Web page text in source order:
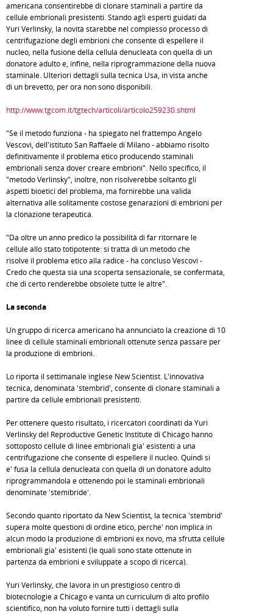
americana consentirebbe di clonare staminali a partire da
cellule embrionali presistenti. Stando agli esperti guidati da
Yuri Verlinsky, la novità starebbe nel complesso processo di
centrifugazione degli embrioni che consente di espellere il
nucleo, nella fusione della cellula denucleata con quella di un
donatore adulto e, infine, nella riprogrammazione della nuova
staminale. Ulteriori dettagli sulla tecnica Usa, in vista anche
di un brevetto, per ora non sono disponibili.
http://www.tgcom.it/tgtech/articoli/articolo259230.shtml
"Se il metodo funziona - ha spiegato nel frattempo Angelo
Vescovi, dell'istituto San Raffaele di Milano - abbiamo risolto
definitivamente il problema etico producendo staminali
embrionali senza dover creare embrioni". Nello specifico, il
"metodo Verlinsky", inoltre, non risolverebbe soltanto gli
aspetti bioetici del problema, ma fornirebbe una valida
alternativa alle solitamente costose genarazioni di embrioni per
la clonazione terapeutica.
"Da oltre un anno predico la possibilità di far ritornare le
cellule allo stato totipotente: si tratta di un metodo che
risolve il problema etico alla radice - ha concluso Vescovi -
Credo che questa sia una scoperta sensazionale, se confermata,
che di certo renderebbe obsolete tutte le altre".
La seconda
Un gruppo di ricerca americano ha annunciato la creazione di 10
linee di cellule staminali embrionali ottenute senza passare per
la produzione di embrioni.
Lo riporta il settimanale inglese New Scientist. L'innovativa
tecnica, denominata 'stembrid', consente di clonare staminali a
partire da cellule embrionali presistenti.
Per ottenere questo risultato, i ricercatori coordinati da Yuri
Verlinsky del Reproductive Genetic Institute di Chicago hanno
sottoposto cellule di linee embrionali gia' esistenti a una
centrifugazione che consente di espellere il nucleo. Quindi si
e' fusa la cellula denucleata con quella di un donatore adulto
riprogrammandola e ottenendo poi le staminali embrionali
denominate 'stemibride'.
Secondo quanto riportato da New Scientist, la tecnica 'stembrid'
supera molte questioni di ordine etico, perche' non implica in
alcun modo la produzione di embrioni ex novo, ma sfrutta cellule
embrionali gia' esistenti (le quali sono state ottenute in
partenza da embrioni e sviluppate a scopo di ricerca).
Yuri Verlinsky, che lavora in un prestigioso centro di
biotecnologie a Chicago e vanta un curriculum di alto profilo
scientifico, non ha voluto fornire tutti i dettagli sulla